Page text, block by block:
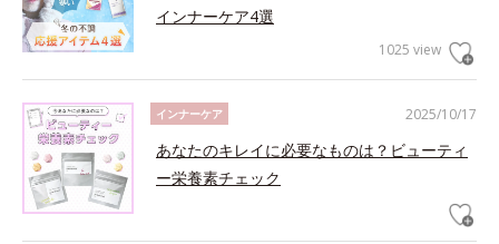
インナーケア4選
1025 view
2025/10/17
インナーケア
あなたのキレイに必要なものは？ビューティ
ー栄養素チェック